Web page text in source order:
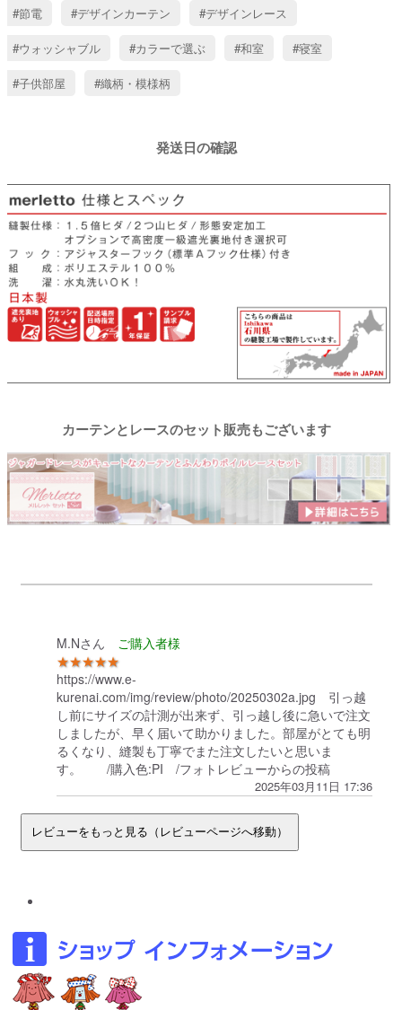
節電 デザインカーテン デザインレース
ウォッシャブル カラーで選ぶ 和室 寝室
子供部屋 織柄・模様柄
発送日の確認
カーテンとレースのセット販売もございます
M.Nさん
★★★★★
https://www.e-
kurenai.com/img/review/photo/20250302a.jpg 引っ越
し前にサイズの計測が出来ず、引っ越し後に急いで注文
しましたが、早く届いて助かりました。部屋がとても明
るくなり、縫製も丁寧でまた注文したいと思いま
す。 /購入色:PI /フォトレビューからの投稿
2025年03月11日 17:36